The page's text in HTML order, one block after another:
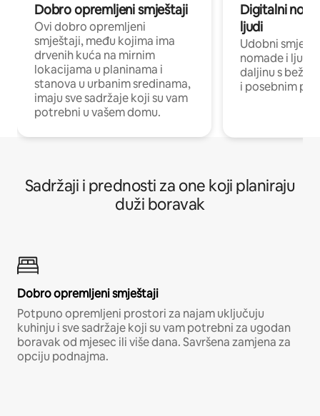
Dobro opremljeni smještaji
Ovi dobro opremljeni
smještaji, među kojima ima
drvenih kuća na mirnim
lokacijama u planinama i
stanova u urbanim sredinama,
imaju sve sadržaje koji su vam
potrebni u vašem domu.
Digitalni
ljudi
Udobni
nomade i ljude
daljinu s
i posebnim
Sadržaji i prednosti za one koji planiraju
duži boravak
Dobro opremljeni smještaji
Potpuno opremljeni prostori za najam uključuju
kuhinju i sve sadržaje koji su vam potrebni za ugodan
boravak od mjesec ili više dana. Savršena zamjena za
opciju podnajma.